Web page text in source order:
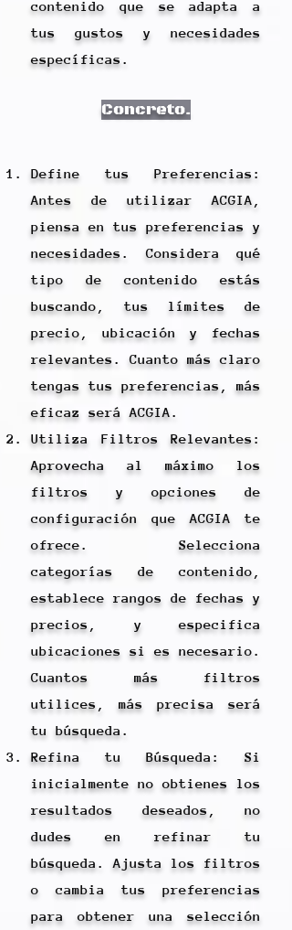
contenido que se adapta a
tus gustos y necesidades
específicas.
Concreto.
Define tus Preferencias:
Antes de utilizar ACGIA,
piensa en tus preferencias y
necesidades. Considera qué
tipo de contenido estás
buscando, tus límites de
precio, ubicación y fechas
relevantes. Cuanto más claro
tengas tus preferencias, más
eficaz será ACGIA.
Utiliza Filtros Relevantes:
Aprovecha al máximo los
filtros y opciones de
configuración que ACGIA te
ofrece. Selecciona
categorías de contenido,
establece rangos de fechas y
precios, y especifica
ubicaciones si es necesario.
Cuantos más filtros
utilices, más precisa será
tu búsqueda.
Refina tu Búsqueda: Si
inicialmente no obtienes los
resultados deseados, no
dudes en refinar tu
búsqueda. Ajusta los filtros
o cambia tus preferencias
para obtener una selección